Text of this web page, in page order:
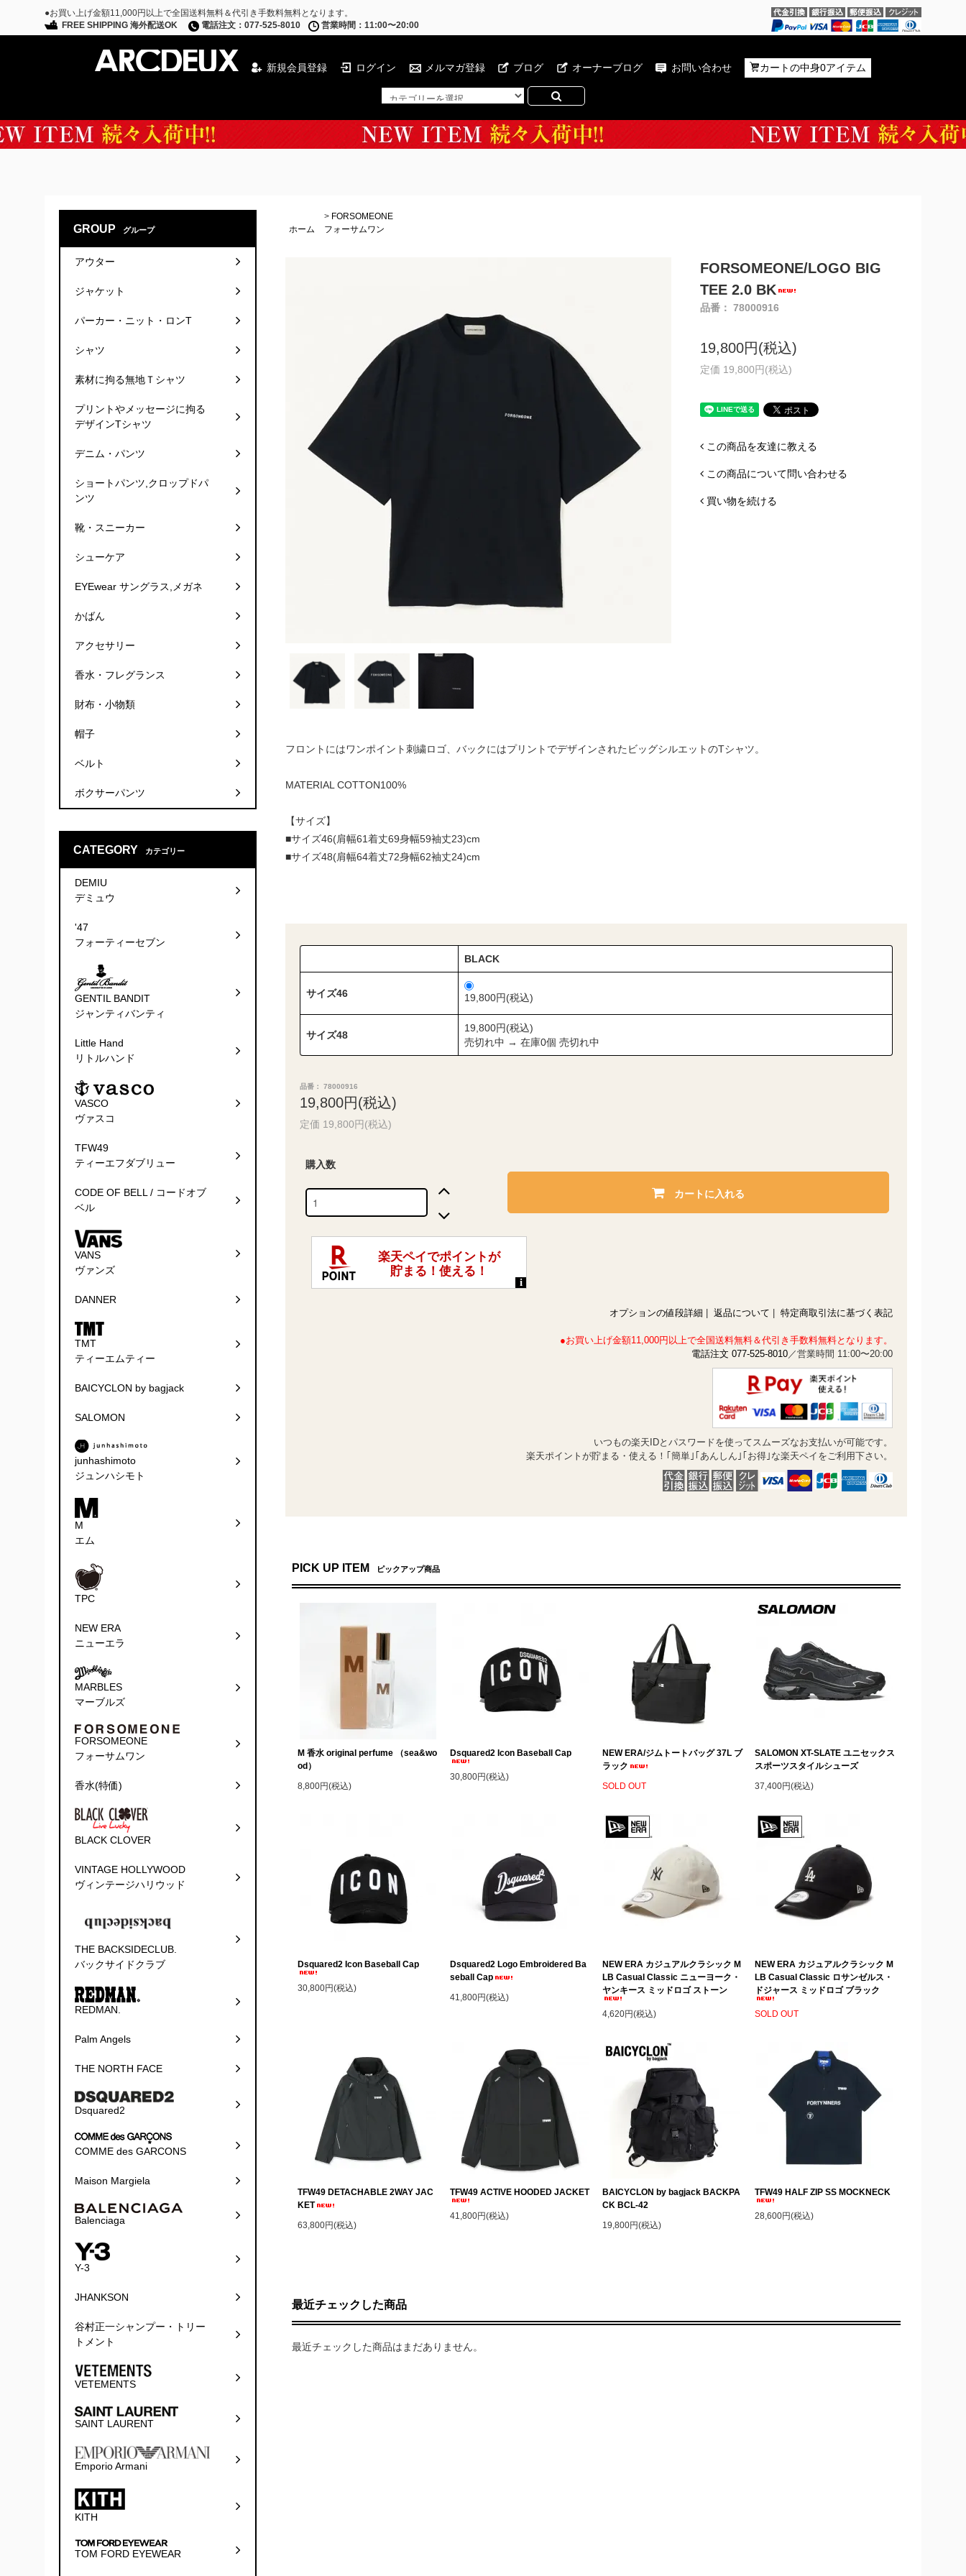
●お買い上げ金額11,000円以上で全国送料無料＆代引き手数料無料となります。
FREE SHIPPING 海外配送OK
電話注文：077-525-8010 営業時間：11:00〜20:00
新規会員登録 ログイン メルマガ登録 ブログ オーナーブログ お問い合わせ カートの中身0アイテム
ホーム
> FORSOMEONE
フォーサムワン
FORSOMEONE/LOGO BIG
TEE 2.0 BK
品番： 78000916
19,800円(税込)
定価 19,800円(税込)
この商品を友達に教える
この商品について問い合わせる
買い物を続ける
フロントにはワンポイント刺繍ロゴ、バックにはプリントでデザインされたビッグシルエットのTシャツ。
MATERIAL COTTON100%
【サイズ】
■サイズ46(肩幅61着丈69身幅59袖丈23)cm
■サイズ48(肩幅64着丈72身幅62袖丈24)cm
BLACK
サイズ46 19,800円(税込)
サイズ48
19,800円(税込)
売切れ中 → 在庫0個 売切れ中
品番： 78000916
19,800円(税込)
定価 19,800円(税込)
購入数
カートに入れる
オプションの値段詳細 | 返品について | 特定商取引法に基づく表記
●お買い上げ金額11,000円以上で全国送料無料＆代引き手数料無料となります。
電話注文 077-525-8010 ／営業時間 11:00〜20:00
いつもの楽天IDとパスワードを使ってスムーズなお支払いが可能です。
楽天ポイントが貯まる・使える！｢簡単｣｢あんしん｣｢お得｣な楽天ペイをご利用下さい。
PICK UP ITEM ピックアップ商品
M 香水 original perfume （sea&wo
od）
8,800円(税込)
Dsquared2 Icon Baseball Cap
30,800円(税込)
NEW ERA/ジムトートバッグ 37L ブ
ラック
SOLD OUT
SALOMON XT-SLATE ユニセックス
スポーツスタイルシューズ
37,400円(税込)
Dsquared2 Icon Baseball Cap
30,800円(税込)
Dsquared2 Logo Embroidered Ba
seball Cap
41,800円(税込)
NEW ERA カジュアルクラシック M
LB Casual Classic ニューヨーク・
ヤンキース ミッドロゴ ストーン
4,620円(税込)
NEW ERA カジュアルクラシック M
LB Casual Classic ロサンゼルス・
ドジャース ミッドロゴ ブラック
SOLD OUT
TFW49 DETACHABLE 2WAY JAC
KET
63,800円(税込)
TFW49 ACTIVE HOODED JACKET
41,800円(税込)
BAICYCLON by bagjack BACKPA
CK BCL-42
19,800円(税込)
TFW49 HALF ZIP SS MOCKNECK
28,600円(税込)
最近チェックした商品
最近チェックした商品はまだありません。
GROUP グループ
アウター
ジャケット
パーカー・ニット・ロンT
シャツ
素材に拘る無地Ｔシャツ
プリントやメッセージに拘る
デザインTシャツ
デニム・パンツ
ショートパンツ,クロップドパ
ンツ
靴・スニーカー
シューケア
EYEwear サングラス,メガネ
かばん
アクセサリー
香水・フレグランス
財布・小物類
帽子
ベルト
ボクサーパンツ
CATEGORY カテゴリー
DEMIU
デミュウ
'47
フォーティーセブン
GENTIL BANDIT
ジャンティバンティ
Little Hand
リトルハンド
VASCO
ヴァスコ
TFW49
ティーエフダブリュー
CODE OF BELL / コードオブ
ベル
VANS
ヴァンズ
DANNER
TMT
ティーエムティー
BAICYCLON by bagjack
SALOMON
junhashimoto
ジュンハシモト
M
エム
TPC
NEW ERA
ニューエラ
MARBLES
マーブルズ
FORSOMEONE
フォーサムワン
香水(特価)
BLACK CLOVER
VINTAGE HOLLYWOOD
ヴィンテージハリウッド
THE BACKSIDECLUB.
バックサイドクラブ
REDMAN.
Palm Angels
THE NORTH FACE
Dsquared2
COMME des GARCONS
Maison Margiela
Balenciaga
Y-3
JHANKSON
谷村正一シャンプー・トリー
トメント
VETEMENTS
SAINT LAURENT
Emporio Armani
KITH
TOM FORD EYEWEAR